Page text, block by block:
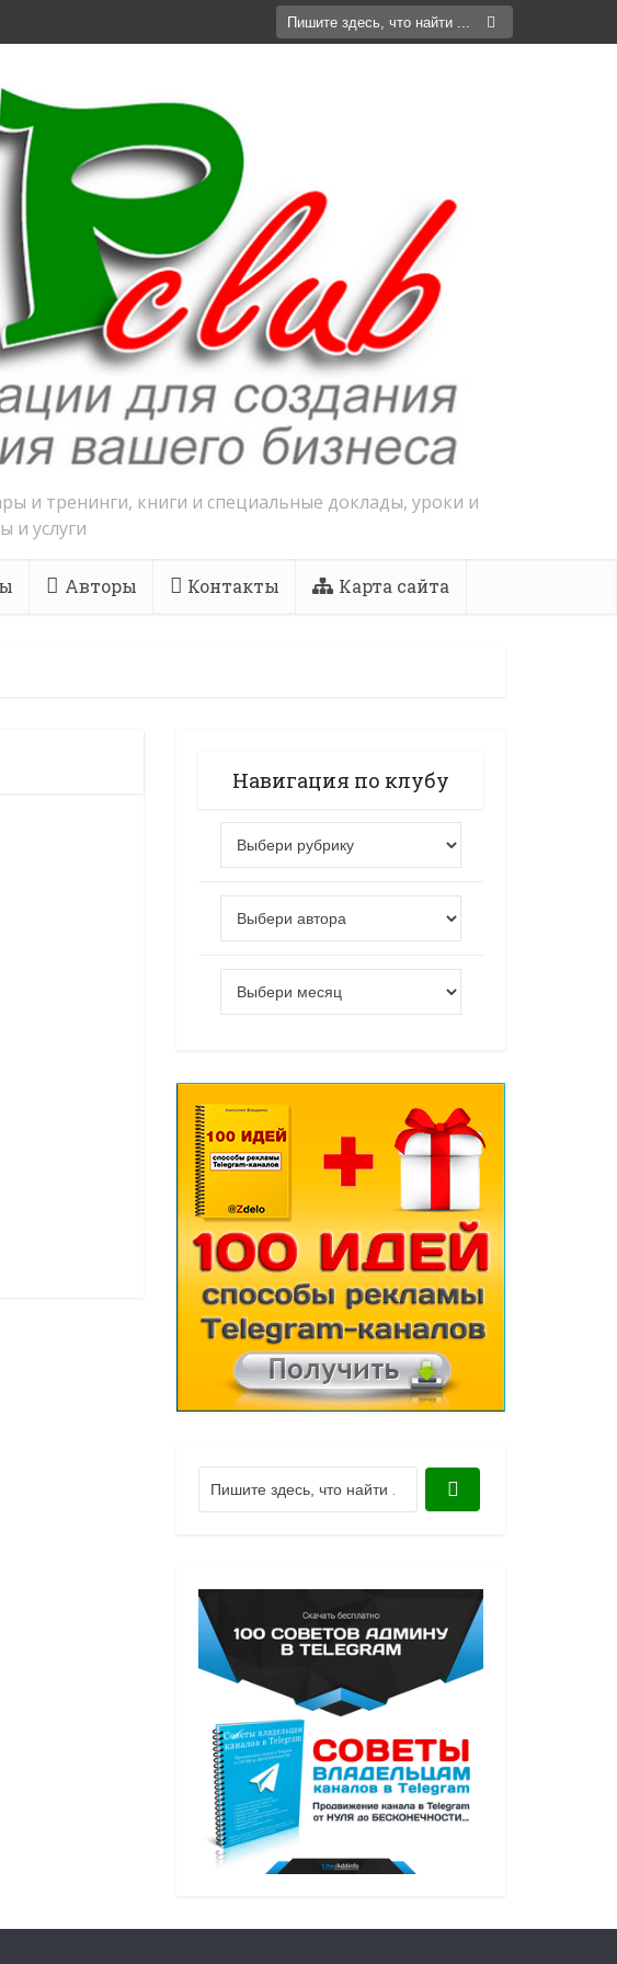
и тренинги, книги и специальные доклады, уроки и
и услуги
Авторы Контакты Карта сайта
Навигация по клубу